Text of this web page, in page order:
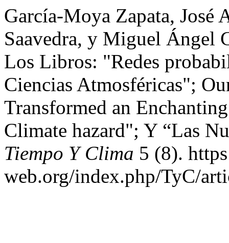
García-Moya Zapata, José
Saavedra, y Miguel Ángel
Los Libros: "Redes
Ciencias Atmosféricas";
Transformed an
Climate hazard"; Y “Las
Tiempo Y Clima 5 (8).
web.org/index.php/TyC/